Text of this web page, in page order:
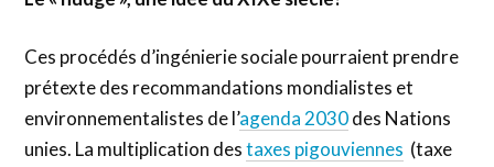
Ces procédés d’ingénierie sociale pourraient prendre
prétexte des recommandations mondialistes et
environnementalistes de l’agenda 2030des Nations
unies. La multiplication destaxes pigouviennes (taxe